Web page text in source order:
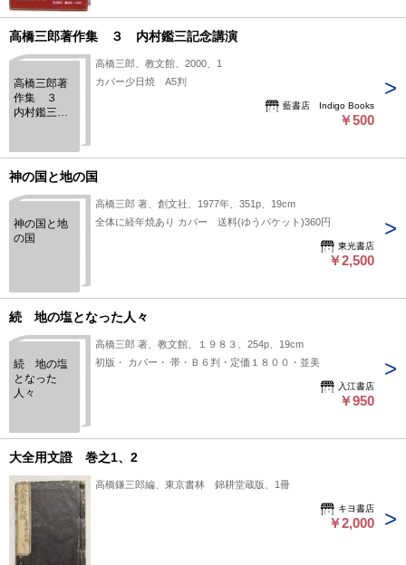
高橋三郎著作集 ３ 内村鑑三記念講演
高橋三郎著
作集 ３
内村鑑三記
高橋三郎、教文館、2000、1
カバー少日焼 A5判
藍書店 Indigo Books
￥500
神の国と地の国
神の国と地
の国
高橋三郎 著、創文社、1977年、351p、19cm
全体に経年焼あり カバー 送料(ゆうパケット)360円
東光書店
￥2,500
続 地の塩となった人々
続 地の塩
となった
人々
高橋三郎 著、教文館、１９８３、254p、19cm
初版・ カバー・ 帯・Ｂ６判・定価１８００・並美
入江書店
￥950
大全用文證 巻之1、2
高橋鎌三郎編、東京書林 錦耕堂蔵版、1冊
キヨ書店
￥2,000